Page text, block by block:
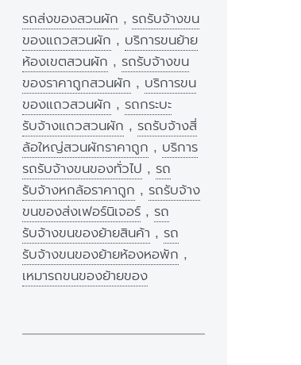
รถส่งของสวนผัก , รถรับจ้างขน
ของแถวสวนผัก , บริการขนย้าย
ห้องเขตสวนผัก , รถรับจ้างขน
ของราคาถูกสวนผัก , บริการขน
ของแถวสวนผัก , รถกระบะ
รับจ้างแถวสวนผัก , รถรับจ้างสี่
ล้อใหญ่สวนผักราคาถูก , บริการ
รถรับจ้างขนของทั่วไป , รถ
รับจ้างหกล้อราคาถูก , รถรับจ้าง
ขนของส่งเฟอร์นิเจอร์ , รถ
รับจ้างขนของย้ายสินค้า , รถ
รับจ้างขนของย้ายห้องหอพัก ,
เหมารถขนของย้ายของ